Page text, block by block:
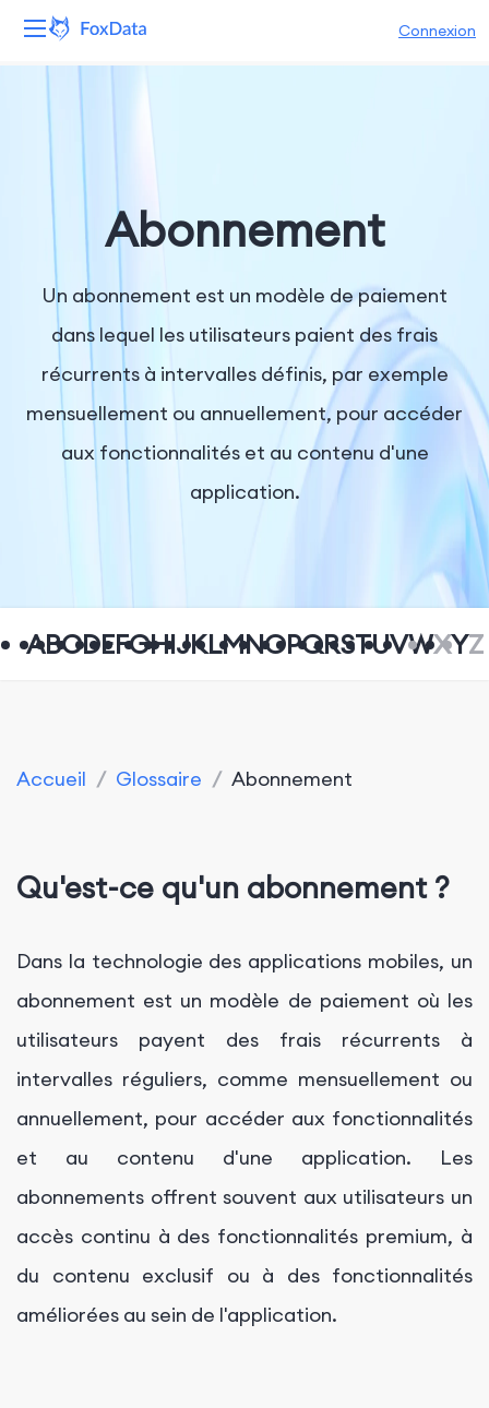
Connexion
Ressources
Entreprise
Abonnement
Un abonnement est un modèle de paiement
dans lequel les utilisateurs paient des frais
récurrents à intervalles définis, par exemple
mensuellement ou annuellement, pour accéder
aux fonctionnalités et au contenu d'une
application.
ABCDEFGHIJKLMNOPQRSTUVWXYZ
Accueil / Glossaire / Abonnement
Qu'est-ce qu'un abonnement ?
Dans la technologie des applications mobiles, un
abonnement est un modèle de paiement où les
utilisateurs payent des frais récurrents à
intervalles réguliers, comme mensuellement ou
annuellement, pour accéder aux fonctionnalités
et au contenu d'une application. Les
abonnements offrent souvent aux utilisateurs un
accès continu à des fonctionnalités premium, à
du contenu exclusif ou à des fonctionnalités
améliorées au sein de l'application.